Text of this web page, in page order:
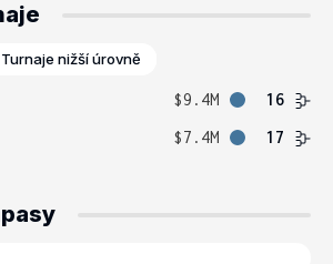
Turnaje nižší úrovně
$9.4M
16
$7.4M 17